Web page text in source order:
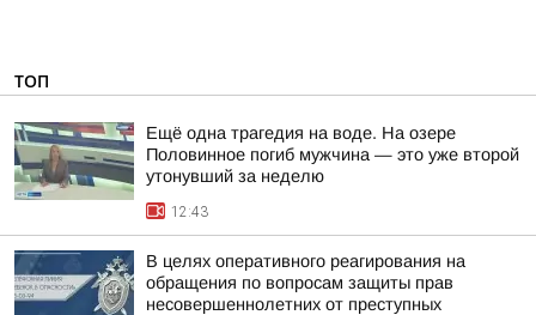
ТОП
Ещё одна трагедия на воде. На озере
Половинное погиб мужчина — это уже второй
утонувший за неделю
12:43
В целях оперативного реагирования на
обращения по вопросам защиты прав
несовершеннолетних от преступных